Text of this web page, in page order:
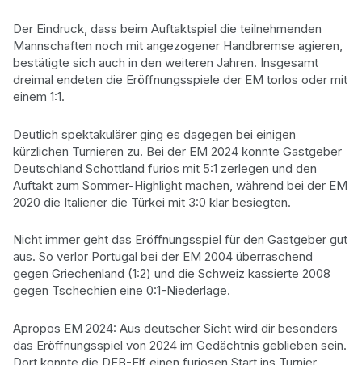
Der Eindruck, dass beim Auftaktspiel die teilnehmenden
Mannschaften noch mit angezogener Handbremse agieren,
bestätigte sich auch in den weiteren Jahren. Insgesamt
dreimal endeten die Eröffnungsspiele der EM torlos oder mit
einem 1:1.
Deutlich spektakulärer ging es dagegen bei einigen
kürzlichen Turnieren zu. Bei der EM 2024 konnte Gastgeber
Deutschland Schottland furios mit 5:1 zerlegen und den
Auftakt zum Sommer-Highlight machen, während bei der EM
2020 die Italiener die Türkei mit 3:0 klar besiegten.
Nicht immer geht das Eröffnungsspiel für den Gastgeber gut
aus. So verlor Portugal bei der EM 2004 überraschend
gegen Griechenland (1:2) und die Schweiz kassierte 2008
gegen Tschechien eine 0:1-Niederlage.
Apropos EM 2024: Aus deutscher Sicht wird dir besonders
das Eröffnungsspiel von 2024 im Gedächtnis geblieben sein.
Dort konnte die DFB-Elf einen furiosen Start ins Turnier